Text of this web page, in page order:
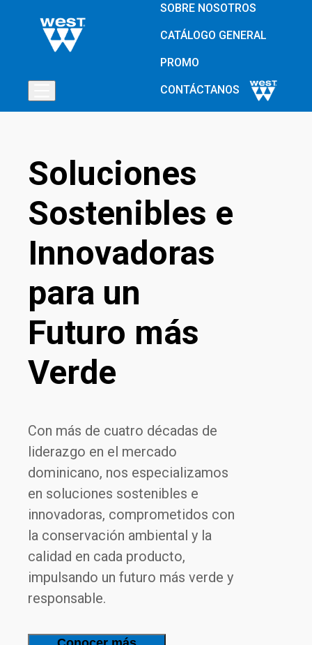
SOBRE NOSOTROS
CATÁLOGO GENERAL
PROMO
CONTÁCTANOS
Soluciones
Sostenibles e
Innovadoras
para un
Futuro más
Verde
Con más de cuatro décadas de
liderazgo en el mercado
dominicano, nos especializamos
en soluciones sostenibles e
innovadoras, comprometidos con
la conservación ambiental y la
calidad en cada producto,
impulsando un futuro más verde y
responsable.